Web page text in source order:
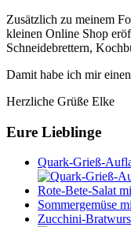
Zusätzlich zu meinem
kleinen Online Shop
Schneidebrettern,
Damit habe ich mir
Herzliche Grüße Elke
Eure Lieblinge
Quark-Grieß-
Rote-Bete-Salat
Sommergemüse
Zucchini-